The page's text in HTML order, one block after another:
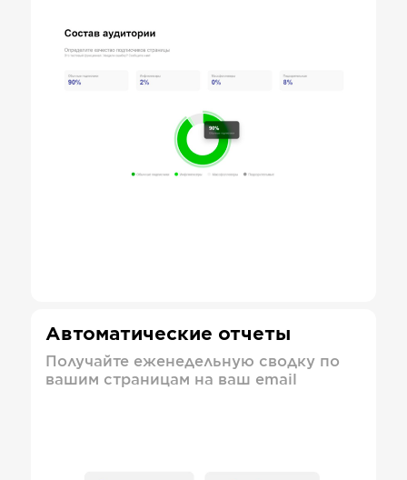
Автоматические отчеты
Получайте еженедельную сводку по
вашим страницам на ваш email